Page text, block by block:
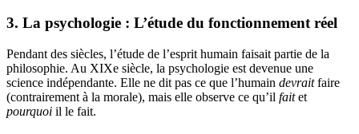
3. La psychologie : L’étude du fonctionnement réel
Pendant des siècles, l’étude de l’esprit humain faisait partie de la
philosophie. Au XIXe siècle, la psychologie est devenue une
science indépendante. Elle ne dit pas ce que l’humain devraitfaire
(contrairement à la morale), mais elle observe ce qu’il faitet
pourquoi il le fait.